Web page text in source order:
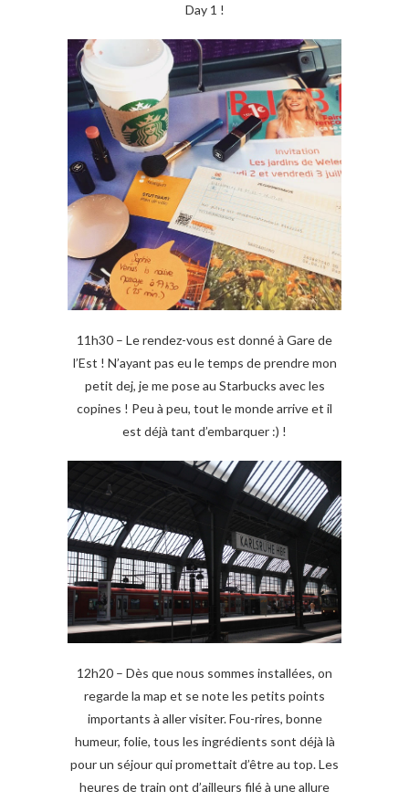
Day 1 !
11h30 – Le rendez-vous est donné à Gare de
l’Est ! N’ayant pas eu le temps de prendre mon
petit dej, je me pose au Starbucks avec les
copines ! Peu à peu, tout le monde arrive et il
est déjà tant d’embarquer :) !
12h20 – Dès que nous sommes installées, on
regarde la map et se note les petits points
importants à aller visiter. Fou-rires, bonne
humeur, folie, tous les ingrédients sont déjà là
pour un séjour qui promettait d’être au top. Les
heures de train ont d’ailleurs filé à une allure